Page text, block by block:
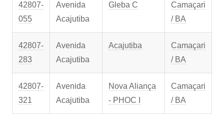
42807-
055
Avenida
Acajutiba
Gleba C
Camaçari
/ BA
42807-
283
Avenida
Acajutiba
Acajutiba
Camaçari
/ BA
42807-
321
Avenida
Acajutiba
Nova Aliança
- PHOC I
Camaçari
/ BA